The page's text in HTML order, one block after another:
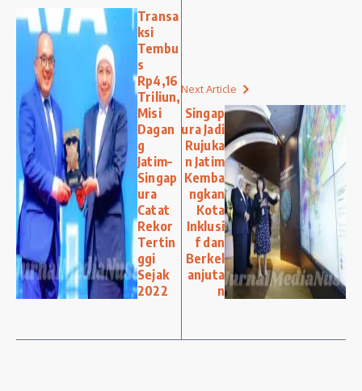
Transa
ksi
Tembu
s
Rp4,16
Triliun,
Misi
Dagan
g
Jatim–
Singap
ura
Catat
Rekor
Tertin
ggi
Sejak
2022
Next Article
Singap
ura Jadi
Rujuka
n Jatim
Kemba
ngkan
Kota
Inklusi
f dan
Berkel
anjuta
n